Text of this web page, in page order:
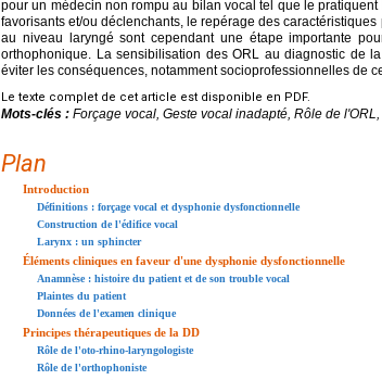
pour un médecin non rompu au bilan vocal tel que le
favorisants et/ou déclenchants, le repérage des
au niveau laryngé sont cependant une étape importante
orthophonique. La sensibilisation des ORL au diagnostic de
éviter les conséquences, notamment socioprofessionnelles de
Le texte complet de cet article est disponible en PDF.
Mots-clés : Forçage vocal, Geste vocal inadapté, Rôle de
Plan
Introduction
Définitions : forçage vocal et dysphonie dysfonctionnelle
Construction de l'édifice vocal
Larynx : un sphincter
Éléments cliniques en faveur d'une dysphonie dysfonctionnelle
Anamnèse : histoire du patient et de son trouble vocal
Plaintes du patient
Données de l'examen clinique
Principes thérapeutiques de la DD
Rôle de l'oto-rhino-laryngologiste
Rôle de l'orthophoniste